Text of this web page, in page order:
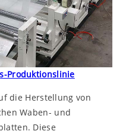
Produktionslinie
die Herstellung von
Waben- und
Diese